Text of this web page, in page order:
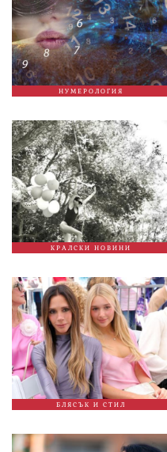
НУМЕРОЛОГИЯ
КРАЛСКИ НОВИНИ
БЛЯСЪК И СТИЛ